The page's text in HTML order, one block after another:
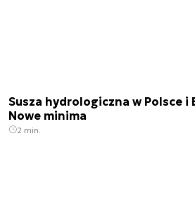
Susza hydrologiczna w Polsce i
Nowe minima
2 min.